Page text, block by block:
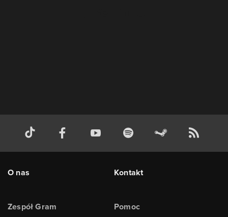
O nas
Zespół Gram
Kontakt
Pomoc